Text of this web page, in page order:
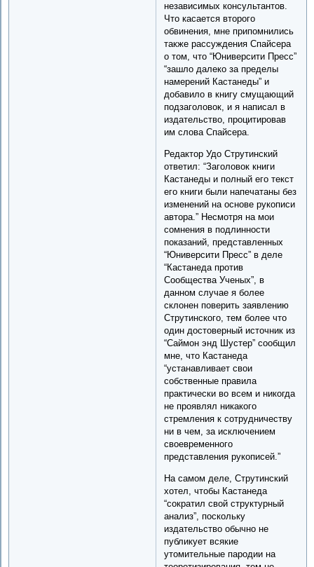
независимых консультантов.
Что касается второго
обвинения, мне припомнились
также рассуждения Спайсера
о том, что “Юниверсити Пресс”
“зашло далеко за пределы
намерений Кастанеды” и
добавило в книгу смущающий
подзаголовок, и я написал в
издательство, процитировав
им слова Спайсера.
Редактор Удо Струтинский
ответил: “Заголовок книги
Кастанеды и полный его текст
его книги были напечатаны без
изменений на основе рукописи
автора.” Несмотря на мои
сомнения в подлинности
показаний, представленных
“Юниверсити Пресс” в деле
“Кастанеда против
Сообщества Ученых”, в
данном случае я более
склонен поверить заявлению
Струтинского, тем более что
один достоверный источник из
“Саймон энд Шустер” сообщил
мне, что Кастанеда
“устанавливает свои
собственные правила
практически во всем и никогда
не проявлял никакого
стремления к сотрудничеству
ни в чем, за исключением
своевременного
представления рукописей.”
На самом деле, Струтинский
хотел, чтобы Кастанеда
“сократил свой структурный
анализ”, поскольку
издательство обычно не
публикует всякие
утомительные пародии на